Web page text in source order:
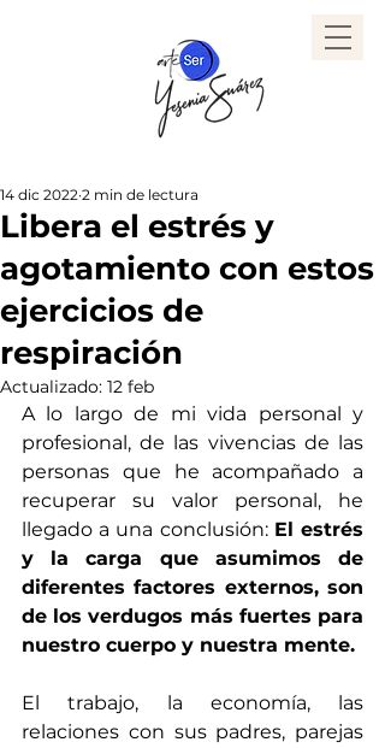
Libera el estrés y
agotamiento con estos
ejercicios de
respiración
14 dic 2022 2 min de lectura
Actualizado: 12 feb
A lo largo de mi vida personal y
profesional, de las vivencias de las
personas que he acompañado a
recuperar su valor personal, he
llegado a una conclusión: El estrés
y la carga que asumimos de
diferentes factores externos, son
de los verdugos más fuertes para
nuestro cuerpo y nuestra mente.
El trabajo, la economía, las
relaciones con sus padres, parejas